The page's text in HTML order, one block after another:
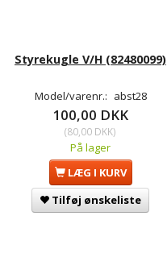
Styrekugle V/H (82480099)
Model/varenr.: abst28
100,00 DKK
(80,00 DKK)
På lager
LÆG I KURV
Tilføj ønskeliste